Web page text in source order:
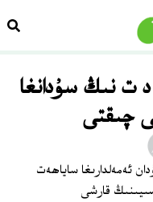
ت نىڭ سۇدانغا
چىقتى
4 نەپەر سۇدان ئەمەلدارىغا ساياھەت
قارشى